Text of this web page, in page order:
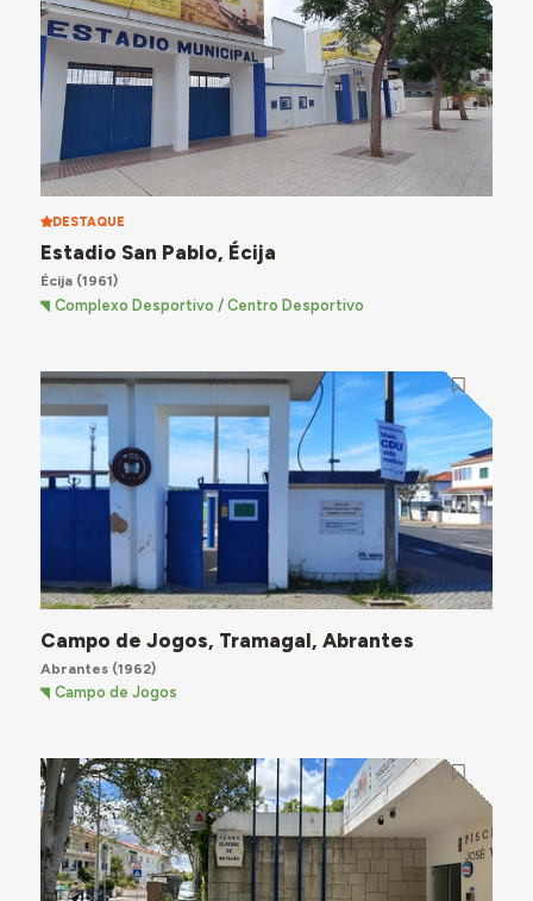
DESTAQUE
Estadio San Pablo, Écija
Écija(1961)
Complexo Desportivo / Centro Desportivo
Campo de Jogos, Tramagal, Abrantes
Abrantes(1962)
Campo de Jogos